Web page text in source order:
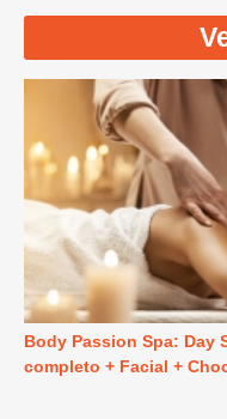
Body Passion Spa: Day
completo + Facial +